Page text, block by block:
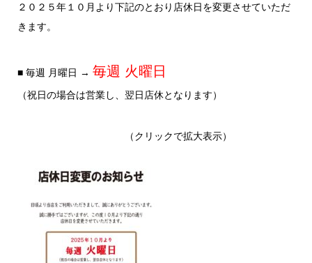
２０２５年１０月より下記のとおり店休日を変更させていただ
きます。
■ 毎週 月曜日 → 毎週 火曜日
（祝日の場合は営業し、翌日店休となります）
（クリックで拡大表示）